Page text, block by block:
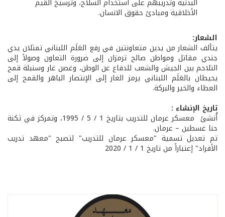
الأخلاقية ومبادئ حقوق الانسان.
الشعار:
يتألف الشعار من يدين متعاونتين في رفع العَلَم اللبناني تمثلان يدي
جندي مقاتل ومواطن صالح ترمزان إلى ضرورة التعاون وصولاً إلى
التلاحم بين الجيش والشعب للدفاع عن الوطن، وغصن غار وسنبلة قمح
يحيطان بالعَلَم اللبناني يرمز الغار إلى الإنتصار الباهر والقمح إلى
العطاء والخير والبركة.
تاريخ الإنشاء :
أُنشئ معسكر عرمان للتدريب بتاريخ 1 / 5 / 1995، وتمركز في ثكنة
حنا غسطين – عرمان.
تم تعديل تسمية "معسكر عرمان للتدريب" لتصبح "معهد تدريب
الأفراد" إعتباراً من تاريخ 1 / 1 / 2020